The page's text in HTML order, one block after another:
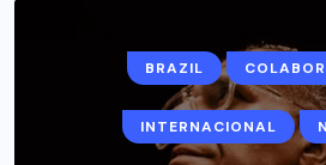
BRAZIL
INTERNACIONAL